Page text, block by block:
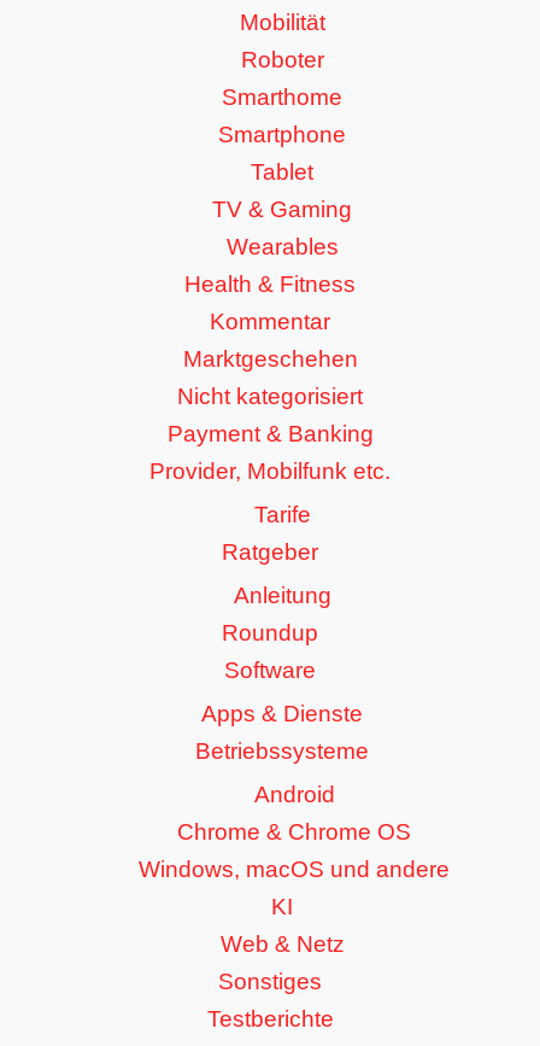
Mobilität
Roboter
Smarthome
Smartphone
Tablet
TV & Gaming
Wearables
Health & Fitness
Kommentar
Marktgeschehen
Nicht kategorisiert
Payment & Banking
Provider, Mobilfunk etc.
Tarife
Ratgeber
Anleitung
Roundup
Software
Apps & Dienste
Betriebssysteme
Android
Chrome & Chrome OS
Windows, macOS und andere
KI
Web & Netz
Sonstiges
Testberichte